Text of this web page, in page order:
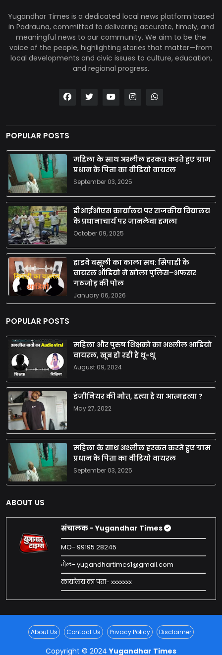
Yugandhar Times is a dedicated local news platform based
in Padrauna, committed to delivering accurate, timely, and
meaningful news to our community. We aim to be the
voice of the people, highlighting stories that matter—from
local developments and civic issues to culture, education,
and regional progress.
POPULAR POSTS
महिला के साथ अश्लील हरकत करते हुए ग्राम
प्रधान के पिता का वीडियो वायरल
September 03, 2025
डीआईओएस कार्यालय पर राजकीय विद्यालय
के प्रधानाचार्य पर जानलेवा हमला
October 09, 2025
हाइवे वसूली का काला सच: सिपाही के
वायरल ऑडियो ने खोला पुलिस–अफसर
गठजोड़ की पोल
January 06, 2026
POPULAR POSTS
महिला और पुरुष शिक्षको का अश्लील आडियो
वायरल, खूब हो रही है थू-थू
August 09, 2024
इंजीनियर की मौत, हत्या है या आत्महत्या ?
May 27, 2022
महिला के साथ अश्लील हरकत करते हुए ग्राम
प्रधान के पिता का वीडियो वायरल
September 03, 2025
ABOUT US
संचालक - Yugandhar Times
MO- 99195 28245
मेल- yugandhartimes1@gmail.com
कार्यालय का पता- xxxxxxx
About Us Contact Us Privacy Policy Disclaimer
Copyright © 2024Yugandhar Times